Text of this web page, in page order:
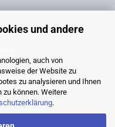
und andere
auch von
der Website zu
zu analysieren und Ihnen
können. Weitere
.